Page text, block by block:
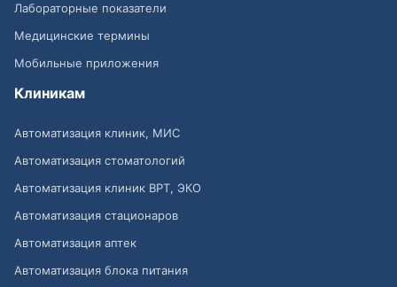
Лабораторные показатели
Медицинские термины
Мобильные приложения
Клиникам
Автоматизация клиник, МИС
Автоматизация стоматологий
Автоматизация клиник ВРТ, ЭКО
Автоматизация стационаров
Автоматизация аптек
Автоматизация блока питания